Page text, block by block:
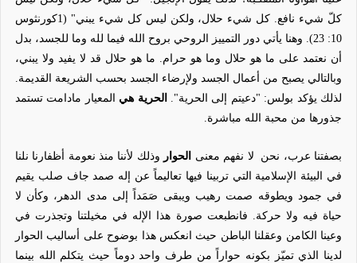
كلّ شيء نافع. كل شيء حلال، ولكن ليس كل شيء يبني" (1كورنثوس
10: 23). وهنا يأتي دور التمييز الروحي بروح الله فيما لله وما للجسد، بدل
أن نعتمد على ما هو حلال وما هو حرام. ما هو حلال قد لا يفيد ولا يبني،
وبالتالي يصبح من أعمال الجسد ولإرضاء الجسد بحسب الشريعة القديمة.
لذلك يؤكد بولس: "دعيتم إلى الحرية". الحرية هي المعيار مادامت تستمد
جذورها من محبة الله مباشرة.
بصفتنا عرب، نحن لا نفهم معنى الحوار وذلك لأننا منذ نعومة أظفارنا نلنا
في البيئة الإسلامية التي تربينا فيها تعاليماً عن إله صمد جاف صلب يقيم
في جمود ويطوقه صمت رهيب ويبقى صَمَداً إلى مدى الدهر، وكأن لا
حياة فيه ولا حركة. فانطبعت صورة هذا الإله في مخيلتنا وتجذرت في
وعينا الكامن وعقلنا الباطن حيث انعكس هذا بوضوح على أساليب الحوار
لدينا الذي تميّز بكونه حواراً من طرف واحد دوماً حيث يتكلم الله بينما